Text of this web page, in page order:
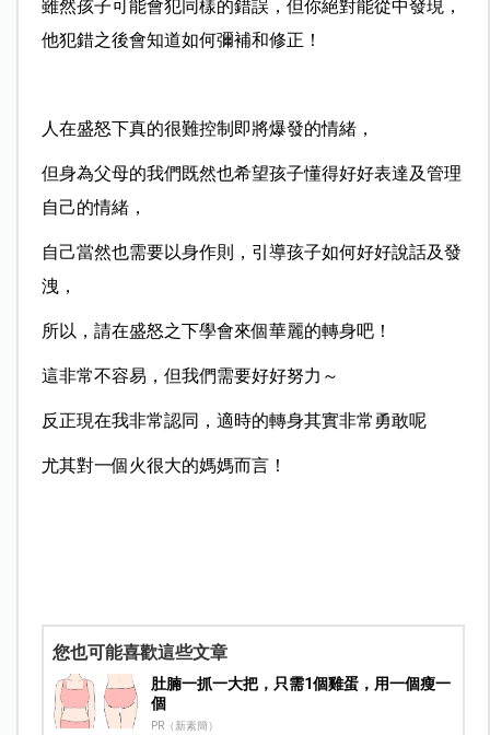
雖然孩子可能會犯同樣的錯誤，但你絕對能從中發現，
他犯錯之後會知道如何彌補和修正！
人在盛怒下真的很難控制即將爆發的情緒，
但身為父母的我們既然也希望孩子懂得好好表達及管理
自己的情緒，
自己當然也需要以身作則，引導孩子如何好好說話及發
洩，
所以，請在盛怒之下學會來個華麗的轉身吧！
這非常不容易，但我們需要好好努力～
反正現在我非常認同，適時的轉身其實非常勇敢呢
尤其對一個火很大的媽媽而言！
您也可能喜歡這些文章
肚腩一抓一大把，只需1個雞蛋，用一個瘦一
個
PR（新素簡）